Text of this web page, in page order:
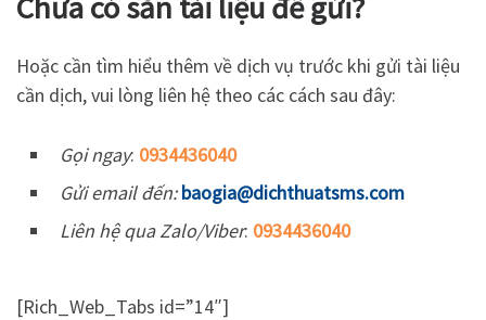
Hoặc cần tìm hiểu thêm về dịch vụ trước khi gửi tài liệu
cần dịch, vui lòng liên hệ theo các cách sau đây:
Gọi ngay: 0934436040
Gửi email đến: baogia@dichthuatsms.com
Liên hệ qua Zalo/Viber: 0934436040
[Rich_Web_Tabs id=”14″]